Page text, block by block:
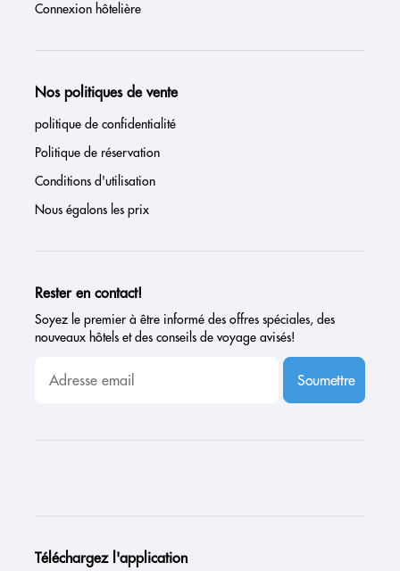
Connexion hôtelière
Nos politiques de vente
politique de confidentialité
Politique de réservation
Conditions d'utilisation
Nous égalons les prix
Rester en contact!
Soyez le premier à être informé des offres spéciales, des
nouveaux hôtels et des conseils de voyage avisés!
Soumettre
Téléchargez l'application